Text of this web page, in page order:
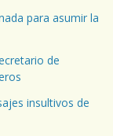
para asumir la
de
insultivos de